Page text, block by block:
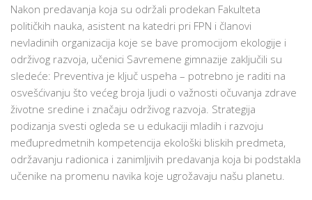
Nakon predavanja koja su održali prodekan Fakulteta
političkih nauka, asistent na katedri pri FPN i članovi
nevladinih organizacija koje se bave promocijom ekologije i
održivog razvoja, učenici Savremene gimnazije zaključili su
sledeće: Preventiva je ključ uspeha – potrebno je raditi na
osvešćivanju što većeg broja ljudi o važnosti očuvanja zdrave
životne sredine i značaju održivog razvoja. Strategija
podizanja svesti ogleda se u edukaciji mladih i razvoju
međupredmetnih kompetencija ekološki bliskih predmeta,
održavanju radionica i zanimljivih predavanja koja bi podstakla
učenike na promenu navika koje ugrožavaju našu planetu.